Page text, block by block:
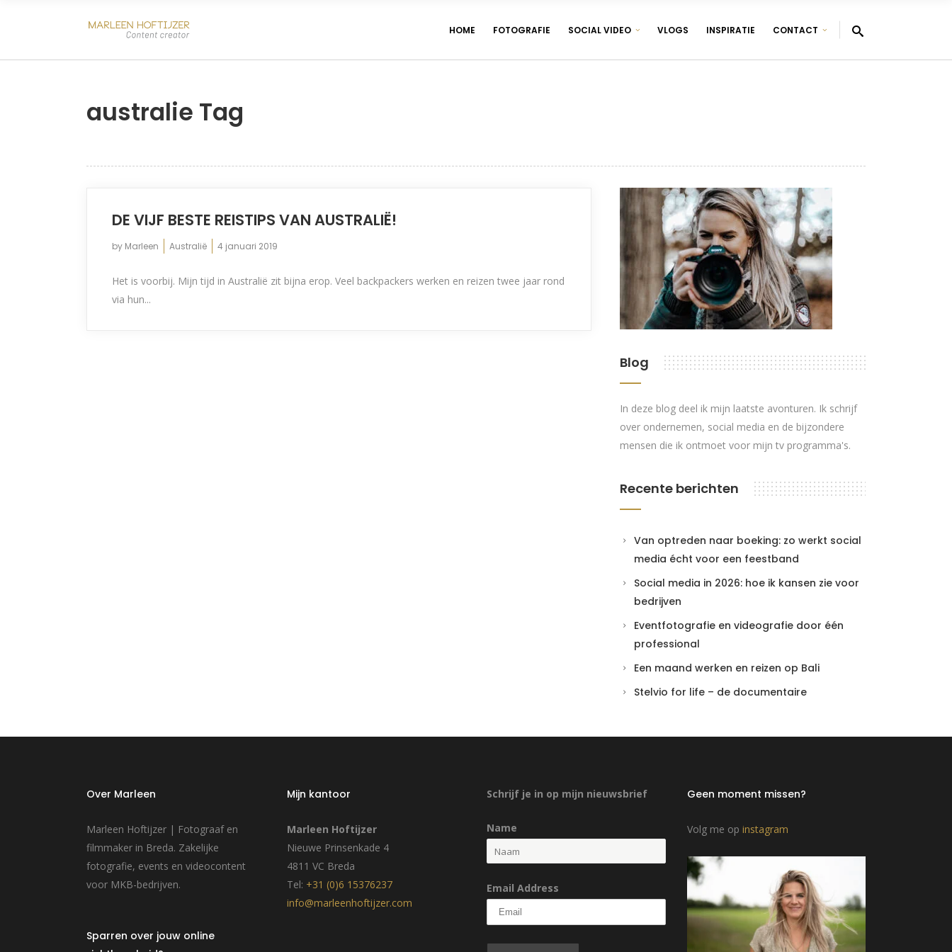
HOME FOTOGRAFIE SOCIAL VIDEO VLOGS INSPIRATIE CONTACT
australie Tag
DE VIJF BESTE REISTIPS VAN AUSTRALIË!
by Marleen Australië 4 januari 2019
Het is voorbij. Mijn tijd in Australië zit bijna erop. Veel backpackers werken en reizen twee jaar rond
via hun...
Blog
In deze blog deel ik mijn laatste avonturen. Ik schrijf
over ondernemen, social media en de bijzondere
mensen die ik ontmoet voor mijn tv programma's.
Recente berichten
Van optreden naar boeking: zo werkt social
media écht voor een feestband
Social media in 2026: hoe ik kansen zie voor
bedrijven
Eventfotografie en videografie door één
professional
Een maand werken en reizen op Bali
Stelvio for life – de documentaire
Over Marleen
Marleen Hoftijzer | Fotograaf en
filmmaker in Breda. Zakelijke
fotografie, events en videocontent
voor MKB-bedrijven.
Sparren over jouw online
Mijn kantoor
Marleen Hoftijzer
Nieuwe Prinsenkade 4
4811 VC Breda
Tel: +31 (0)6 15376237
info@marleenhoftijzer.com
Schrijf je in op mijn nieuwsbrief
Name
Email Address
Geen moment missen?
Volg me op instagram